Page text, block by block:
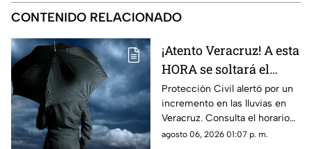
CONTENIDO RELACIONADO
¡Atento Veracruz! A esta
HORA se soltará el
AGUACERO en Veracruz
hoy jueves 6 de agosto
Protección Civil alertó por un
incremento en las lluvias en
Veracruz. Consulta el horario
previsto para las
agosto 06, 2026 01:07 p. m.